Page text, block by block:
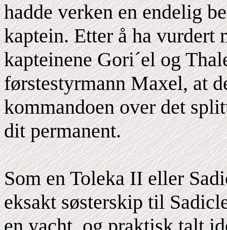
hadde verken en endelig
kaptein. Etter å ha vurdert
kapteinene Gori´el og
førstestyrmann Maxel, at
kommandoen over det
dit permanent.
Som en Toleka II eller
eksakt søsterskip til